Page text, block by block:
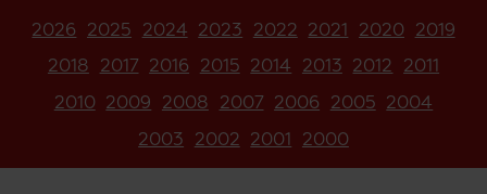
2026 2025 2024 2023 2022 2021 2020 2019
2018 2017 2016 2015 2014 2013 2012 2011
2010 2009 2008 2007 2006 2005 2004
2003 2002 2001 2000